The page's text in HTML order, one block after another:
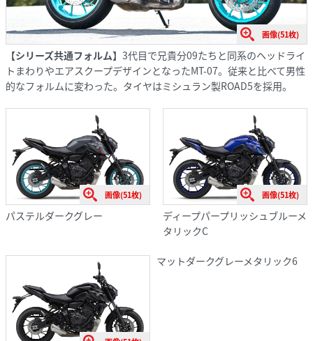
画像(51枚)
【シリーズ共通フォルム】 3代目で兄貴分09たちと同系のヘッドライ
トまわりやエアスクープデザインとなったMT-07。従来と比べて男性
的なフォルムに変わった。タイヤはミシュラン製ROAD5を採用。
画像(51枚)
パステルダークグレー
画像(51枚)
ディープパープリッシュブルーメ
タリックC
マットダークグレーメタリック6